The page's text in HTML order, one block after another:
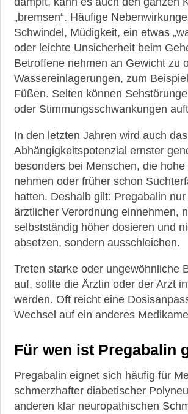
„bremsen“. Häufige
Schwindel, Müdigkeit, ein etwas
oder leichte Unsicherheit beim
Betroffene nehmen an Gewicht zu
Wassereinlagerungen, zum
Füßen. Selten können
oder Stimmungsschwankungen
In den letzten Jahren wird auch
Abhängigkeitspotenzial ernster
besonders bei Menschen, die hohe
nehmen oder früher schon
hatten. Deshalb gilt: Pregabalin nur
ärztlicher Verordnung einnehmen,
selbstständig höher dosieren und
absetzen, sondern ausschleichen.
Treten starke oder ungewöhnliche
auf, sollte die Ärztin oder der Arzt
werden. Oft reicht eine
Wechsel auf ein anderes
Für wen ist Pregabalin
Pregabalin eignet sich häufig für
schmerzhafter diabetischer
anderen klar neuropathischen